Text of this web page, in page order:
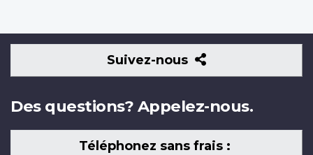
Suivez-nous
Suivez-
nous
Des questions? Appelez-nous.
Téléphonez sans frais :